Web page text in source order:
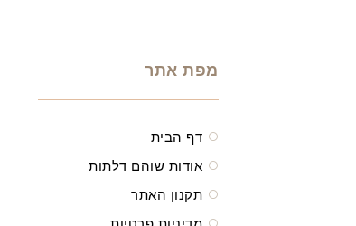
מפת אתר
דף הבית
אודות שוהם דלתות
תקנון האתר